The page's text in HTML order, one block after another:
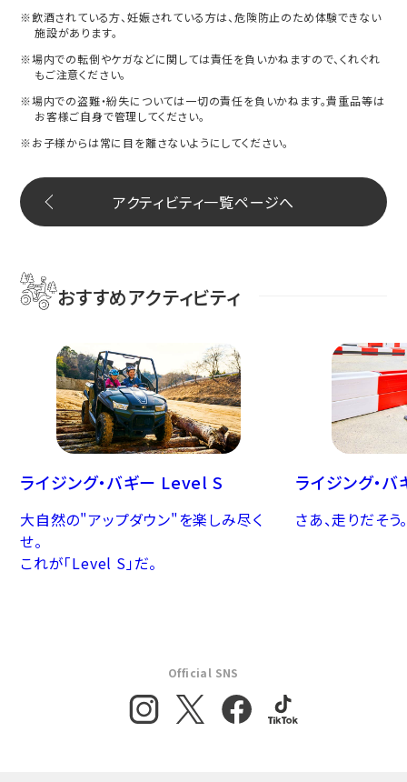
※飲酒されている方、妊娠されている方は、危険防止のため体験できない
施設があります。
※場内での転倒やケガなどに関しては責任を負いかねますので、くれぐれ
もご注意ください。
※場内での盗難・紛失については一切の責任を負いかねます。貴重品等は
お客様ご自身で管理してください。
※お子様からは常に目を離さないようにしてください。
アクティビティ一覧ページへ
おすすめアクティビティ
ライジング・バギー Level S
大自然の"アップダウン"を楽しみ尽く
せ。
これが「Level S」だ。
ライジング・バ
さあ、走りだそう
Official SNS